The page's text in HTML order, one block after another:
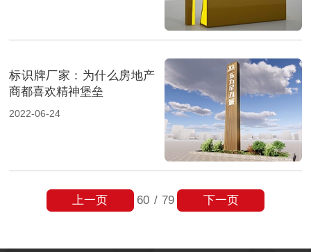
标识牌厂家：为什么房地产
商都喜欢精神堡垒
2022-06-24
60 / 79
上一页 下一页